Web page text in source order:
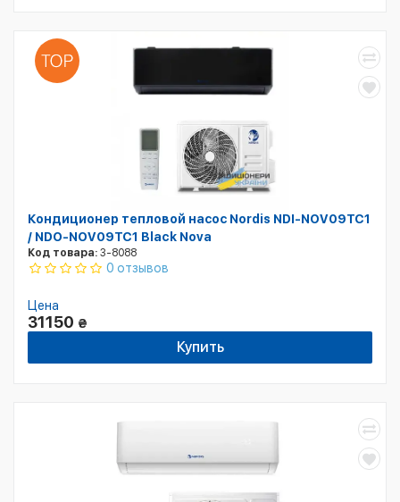
Кондиционер тепловой насос Nordis NDI-NOV09TC1
/ NDO-NOV09TC1 Black Nova
Код товара: 3-8088
0 отзывов
Цена
31150 ₴
Купить